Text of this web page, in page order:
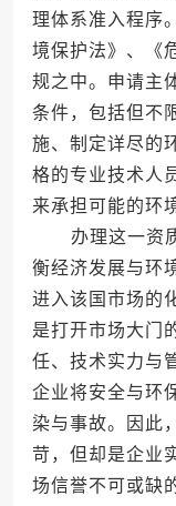
理体系准入程序
境保护法》、《
规之中。申请主
条件，包括但不
施、制定详尽的
格的专业技术人
来承担可能的环
办理这一资质
衡经济发展与环
进入该国市场的
是打开市场大门
任、技术实力与
企业将安全与环
染与事故。因此
苛，但却是企业
场信誉不可或缺